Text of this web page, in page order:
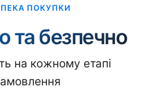
ПОКУПКИ
та безпечно
на кожному етапі